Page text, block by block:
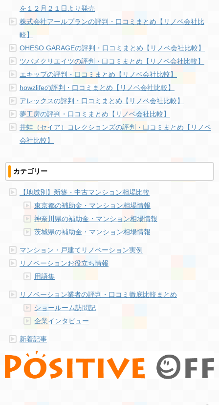
を１２月２１日より発売
株式会社アールプランの評判・口コミまとめ【リノベ会社比
較】
OHESO GARAGEの評判・口コミまとめ【リノベ会社比較】
ツバメクリエイツの評判・口コミまとめ【リノベ会社比較】
エキップの評判・口コミまとめ【リノベ会社比較】
howzlifeの評判・口コミまとめ【リノベ会社比較】
アレックスの評判・口コミまとめ【リノベ会社比較】
夢工房の評判・口コミまとめ【リノベ会社比較】
井蛙（セイア）コレクションズの評判・口コミまとめ【リノベ
会社比較】
カテゴリー
【地域別】新築・中古マンション相場比較
東京都の補助金・マンション相場情報
神奈川県の補助金・マンション相場情報
茨城県の補助金・マンション相場情報
マンション・戸建てリノベーション実例
リノベーションお役立ち情報
用語集
リノベーション業者の評判・口コミ徹底比較まとめ
ショールーム訪問記
企業インタビュー
新着記事